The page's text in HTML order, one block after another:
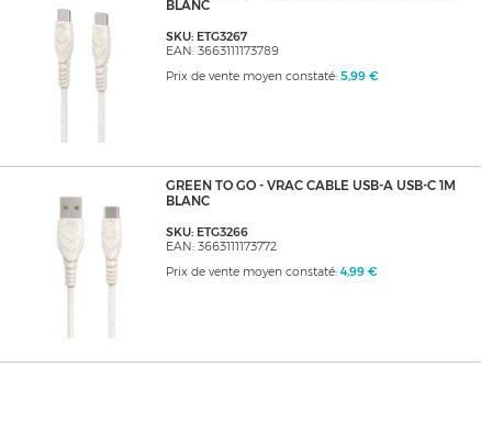
BLANC
SKU: ETG3267
EAN: 3663111173789
Prix de vente moyen constaté: 5,99 €
GREEN TO GO - VRAC CABLE USB-A USB-C 1M
BLANC
SKU: ETG3266
EAN: 3663111173772
Prix de vente moyen constaté: 4,99 €